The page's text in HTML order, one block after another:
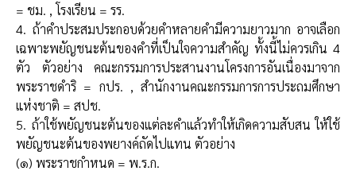
= ชม. , โรงเรียน = รร.
4. ถ้าคำประสมประกอบด้วยคำหลายคำมีความยาวมาก อาจเลือก
เฉพาะพยัญชนะต้นของคำที่เป็นใจความสำคัญ ทั้งนี้ไม่ควรเกิน 4
ตัว ตัวอย่าง คณะกรรมการประสานงานโครงการอันเนื่องมาจาก
พระราชดำริ = กปร. , สำนักงานคณะกรรมการการประถมศึกษา
แห่งชาติ = สปช.
5. ถ้าใช้พยัญชนะต้นของแต่ละคำแล้วทำให้เกิดความสับสน ให้ใช้
พยัญชนะต้นของพยางค์ถัดไปแทน ตัวอย่าง
(๑) พระราชกำหนด = พ.ร.ก.